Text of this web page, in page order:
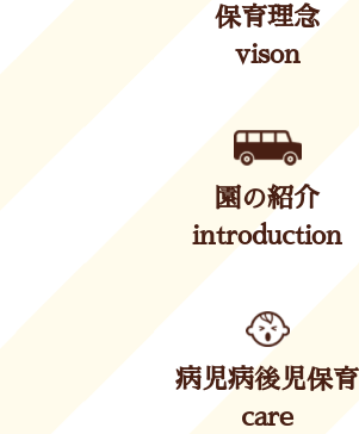
保育理念
vison
園の紹介
introduction
病児病後児保育
care